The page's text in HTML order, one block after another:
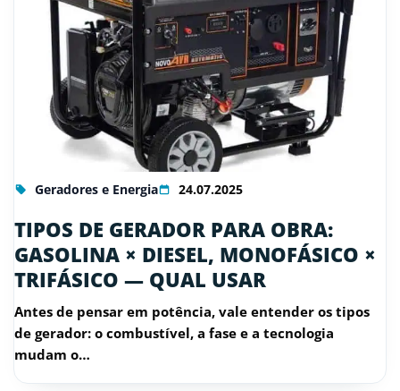
Geradores e Energia 24.07.2025
TIPOS DE GERADOR PARA OBRA:
GASOLINA × DIESEL, MONOFÁSICO ×
TRIFÁSICO — QUAL USAR
Antes de pensar em potência, vale entender os tipos
de gerador: o combustível, a fase e a tecnologia
mudam o…